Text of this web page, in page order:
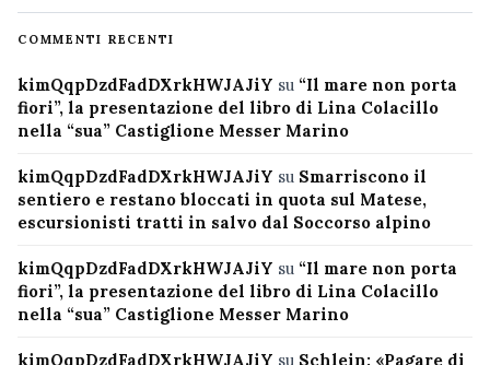
COMMENTI RECENTI
kimQqpDzdFadDXrkHWJAJiY su “Il mare non porta
fiori”, la presentazione del libro di Lina Colacillo
nella “sua” Castiglione Messer Marino
kimQqpDzdFadDXrkHWJAJiY su Smarriscono il
sentiero e restano bloccati in quota sul Matese,
escursionisti tratti in salvo dal Soccorso alpino
kimQqpDzdFadDXrkHWJAJiY su “Il mare non porta
fiori”, la presentazione del libro di Lina Colacillo
nella “sua” Castiglione Messer Marino
kimQqpDzdFadDXrkHWJAJiY su Schlein: «Pagare di